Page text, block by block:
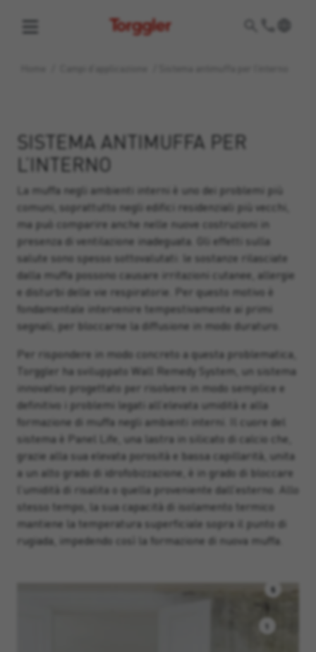
Torggler
SISTEMA ANTIMUFFA PER
L’INTERNO
La muffa negli ambienti interni è uno dei problemi più
comuni, soprattutto negli edifici residenziali più vecchi,
ma può comparire anche nelle nuove costruzioni in
presenza di ventilazione inadeguata. Gli effetti sulla
salute sono spesso sottovalutati: le sostanze rilasciate
dalla muffa possono causare irritazioni cutanee, allergie
e disturbi delle vie respiratorie. Per questo motivo è
fondamentale intervenire tempestivamente ai primi
segnali, per bloccarne la diffusione in modo duraturo.
Per rispondere in modo concreto a questa problematica,
Torggler ha sviluppato Wall Remedy System, un sistema
innovativo progettato per risolvere in modo semplice e
definitivo i problemi legati all’elevata umidità e alla
formazione di muffa negli ambienti interni. Il cuore del
sistema è Panel Life, una lastra in silicato di calcio che,
grazie alla sua elevata porosità e bassa capillarità, unita
a un alto grado di idrofobizzazione, è in grado di bloccare
l’umidità di risalita o quella proveniente dall’esterno. Allo
stesso tempo, la sua capacità di isolamento termico
mantiene la temperatura superficiale sopra il punto di
rugiada, impedendo così la formazione di nuova muffa.
5